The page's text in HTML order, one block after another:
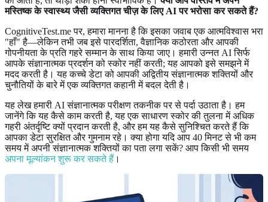
मस्तिष्क के स्वास्थ्य जैसी व्यक्तिगत चीज़ के लिए AI पर भरोसा कर सकते हैं?
CognitiveTest.me पर, हमारा मानना है कि इसका जवाब एक आत्मविश्वास भरा
"हाँ" है—लेकिन तभी जब इसे पारदर्शिता, वैज्ञानिक कठोरता और आपकी
गोपनीयता के प्रति गहरे सम्मान के साथ किया जाए। हमारी उन्नत AI सिर्फ
आपके संज्ञानात्मक प्रदर्शन को स्कोर नहीं करती; यह आपको इसे समझने में
मदद करती है। यह कच्चे डेटा को आपकी अद्वितीय संज्ञानात्मक शक्तियों और
चुनौतियों के बारे में एक व्यक्तिगत कहानी में बदल देती है।
यह लेख हमारी AI संज्ञानात्मक परीक्षण तकनीक पर से पर्दा उठाता है। हम
जानेंगे कि यह कैसे काम करती है, यह एक साधारण स्कोर की तुलना में अधिक
गहरी अंतर्दृष्टि क्यों प्रदान करती है, और हम यह कैसे सुनिश्चित करते हैं कि
आपका डेटा सुरक्षित और गुमनाम रहे। क्या होगा यदि आप 40 मिनट से भी कम
समय में अपनी संज्ञानात्मक शक्तियों का पता लगा सकें? आप किसी भी समय
अपना मूल्यांकन शुरू कर सकते हैं ।